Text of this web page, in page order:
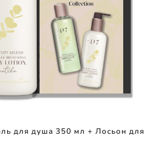
для душа 350 мл + Лосьон для